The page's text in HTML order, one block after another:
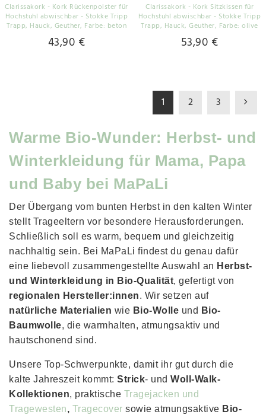
Clarissakork - Kork Rückenpolster für
Hochstuhl abwischbar - Stokke Tripp
Trapp, Hauck, Geuther, Farbe: beton
43,90 €
Clarissakork - Kork Sitzkissen für
Hochstuhl abwischbar - Stokke Tripp
Trapp, Hauck, Geuther, Farbe: olive
53,90 €
1 2 3
Warme Bio-Wunder: Herbst- und
Winterkleidung für Mama, Papa
und Baby bei MaPaLi
Der Übergang vom bunten Herbst in den kalten Winter
stellt Trageeltern vor besondere Herausforderungen.
Schließlich soll es warm, bequem und gleichzeitig
nachhaltig sein. Bei MaPaLi findest du genau dafür
eine liebevoll zusammengestellte Auswahl an Herbst-
und Winterkleidung in Bio-Qualität, gefertigt von
regionalen Hersteller:innen. Wir setzen auf
natürliche Materialien wie Bio-Wolle und Bio-
Baumwolle, die warmhalten, atmungsaktiv und
hautschonend sind.
Unsere Top-Schwerpunkte, damit ihr gut durch die
kalte Jahreszeit kommt: Strick- und Woll-Walk-
Kollektionen, praktische Tragejacken und
Tragewesten, Tragecover sowie atmungsaktive Bio-